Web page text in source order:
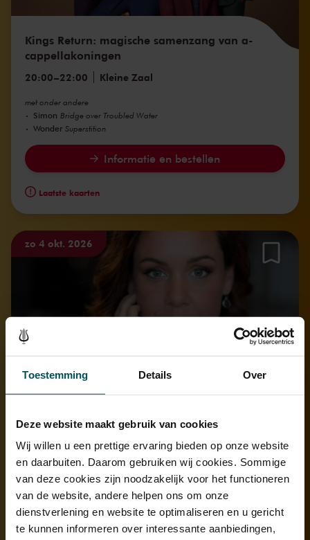
Toestemming Details Over
Deze website maakt gebruik van cookies
Wij willen u een prettige ervaring bieden op onze website
en daarbuiten. Daarom gebruiken wij cookies. Sommige
van deze cookies zijn noodzakelijk voor het functioneren
van de website, andere helpen ons om onze
dienstverlening en website te optimaliseren en u gericht
te kunnen informeren over interessante aanbiedingen,
Kings Return: magische samenzang van a-
cappellakoningen
20:00–22:00 Kleine Zaal
met onder andere
Simon Bridge over Troubled Water
Wonder Superstition
Informatie en bestellen
Laatste kaarten
Lenneke Ruiten zingt Brahms, Fauré en
14:15 –16:35 Kleine Zaal
met onder andere
Brahms Zigeunerlieder, op. 103
Brahms Wie rafft ich mich auf in der Nacht Lieder und Gesänge, op.
32
Informatie en bestellen
zo 4 okt. 2026